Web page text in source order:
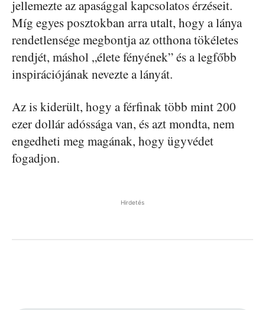
jellemezte az apasággal kapcsolatos érzéseit.
Míg egyes posztokban arra utalt, hogy a lánya
rendetlensége megbontja az otthona tökéletes
rendjét, máshol „élete fényének” és a legfőbb
inspirációjának nevezte a lányát.
Az is kiderült, hogy a férfinak több mint 200
ezer dollár adóssága van, és azt mondta, nem
engedheti meg magának, hogy ügyvédet
fogadjon.
Hirdetés